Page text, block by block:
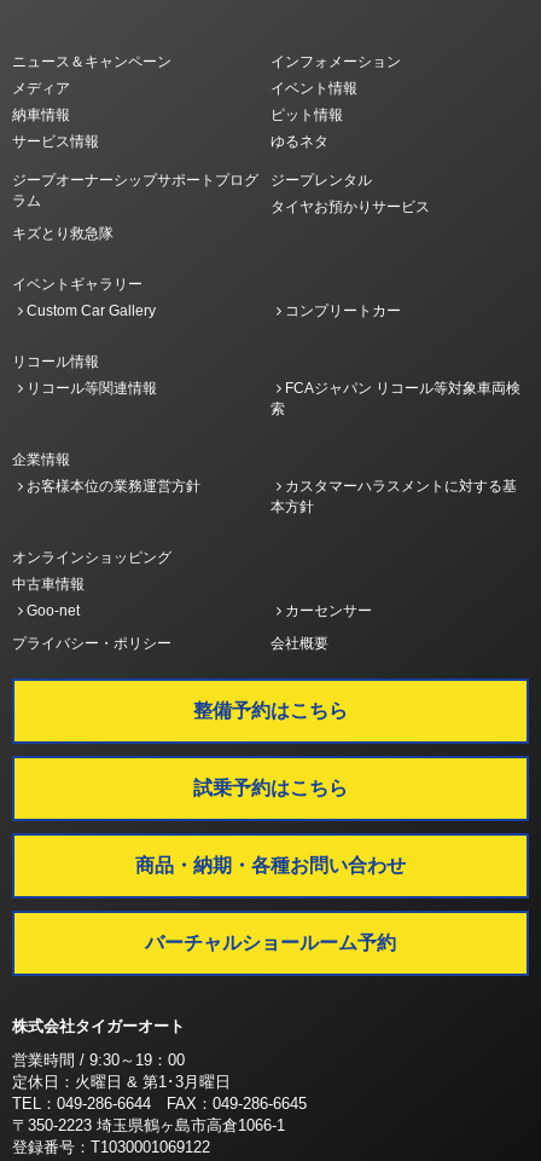
ニュース＆キャンペーン
インフォメーション
メディア
イベント情報
納車情報
ピット情報
サービス情報
ゆるネタ
ジープオーナーシップサポートプログ
ラム
ジープレンタル
タイヤお預かりサービス
キズとり救急隊
イベントギャラリー
Custom Car Gallery
コンプリートカー
リコール情報
リコール等関連情報
FCAジャパン リコール等対象車両検
索
企業情報
お客様本位の業務運営方針
カスタマーハラスメントに対する基
本方針
オンラインショッピング
中古車情報
Goo-net
カーセンサー
プライバシー・ポリシー
会社概要
整備予約はこちら
試乗予約はこちら
商品・納期・各種お問い合わせ
バーチャルショールーム予約
株式会社タイガーオート
営業時間 / 9:30～19：00
定休日：火曜日 & 第1･3月曜日
TEL：049-286-6644 FAX：049-286-6645
〒350-2223 埼玉県鶴ヶ島市高倉1066-1
登録番号：T1030001069122